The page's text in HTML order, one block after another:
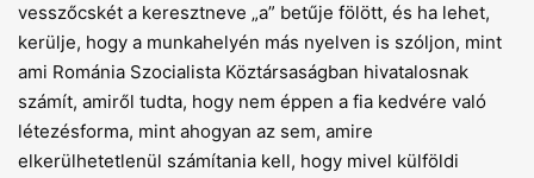
vesszőcskét a keresztneve „a” betűje fölött, és ha lehet,
kerülje, hogy a munkahelyén más nyelven is szóljon, mint
ami Románia Szocialista Köztársaságban hivatalosnak
számít, amiről tudta, hogy nem éppen a fia kedvére való
létezésforma, mint ahogyan az sem, amire
elkerülhetetlenül számítania kell, hogy mivel külföldi